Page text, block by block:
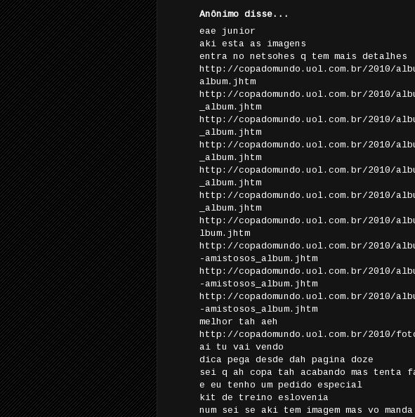
Anônimo disse...
eae junior
aki esta as imagens
entra no netsohes q tem mais detalhes
http://copadomundo.uol.com.br/2010/
album.jhtm
http://copadomundo.uol.com.br/2010/
_album.jhtm
http://copadomundo.uol.com.br/2010/
_album.jhtm
http://copadomundo.uol.com.br/2010/
_album.jhtm
http://copadomundo.uol.com.br/2010/
_album.jhtm
http://copadomundo.uol.com.br/2010/
_album.jhtm
http://copadomundo.uol.com.br/2010/
lbum.jhtm
http://copadomundo.uol.com.br/2010/
-amistosos_album.jhtm
http://copadomundo.uol.com.br/2010/
-amistosos_album.jhtm
http://copadomundo.uol.com.br/2010/
-amistosos_album.jhtm
melhor tah aeh
http://copadomundo.uol.com.br/2010/
ai tu vai vendo
dica pega desde dah pagina doze
sei q ah copa tah acabando mas tenta
e eu tenho um pedido especial
kit de treino eslovenia
num sei se aki tem imagem mas vo